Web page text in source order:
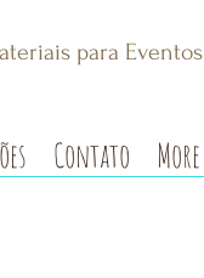
para Eventos
Contato More